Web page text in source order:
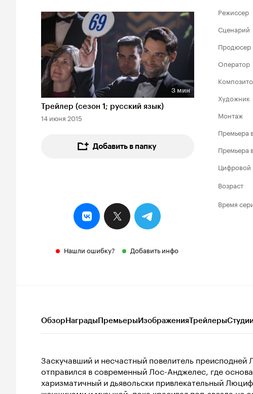
Длительность 3 мин
3 мин
Трейлер (сезон 1; русский язык)
14 июня 2015
Добавить в папку
Нашли ошибку? Добавить инфо
Режиссер
Сценарий
Продюсер
Оператор
Художник
Монтаж
Премьера
Премьера
Цифровой
Возраст
Время
ОбзорНаградыПремьерыИзображенияТрейлерыСтудии
Заскучавший и несчастный повелитель
отправился в современный Лос-Анджелес, где
харизматичный и дьявольски привлекательный